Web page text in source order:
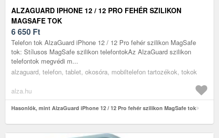
ALZAGUARD IPHONE 12 / 12 PRO FEHÉR SZILIKON
MAGSAFE TOK
6 650 Ft
Telefon tok AlzaGuard iPhone 12 / 12 Pro fehér szilikon MagSafe
tok: Stílusos MagSafe szilikon telefontokAz AlzaGuard szilikon
telefontok megvédi m...
alzaguard, telefon, tablet, okosóra, mobiltelefon tartozékok, tokok
alza.hu
Hasonlók, mint AlzaGuard iPhone 12 / 12 Pro fehér szilikon MagSafe tok